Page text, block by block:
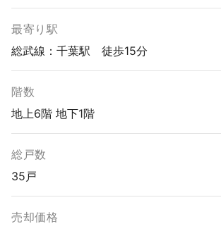
最寄り駅
総武線：千葉駅 徒歩15分
階数
地上6階 地下1階
総戸数
35戸
売却価格